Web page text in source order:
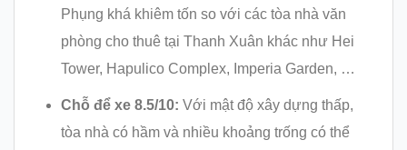
Phụng khá khiêm tốn so với các tòa nhà văn
phòng cho thuê tại Thanh Xuân khác như Hei
Tower, Hapulico Complex, Imperia Garden, …
Chỗ để xe 8.5/10: Với mật độ xây dựng thấp,
tòa nhà có hầm và nhiều khoảng trống có thể